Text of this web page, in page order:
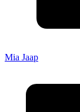
Mia Jaap